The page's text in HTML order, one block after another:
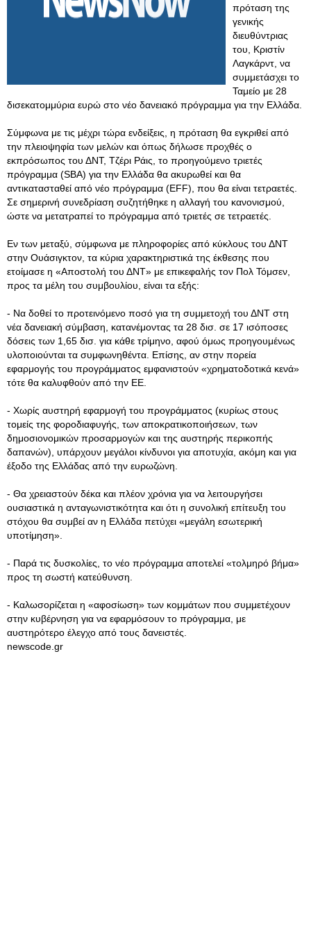
πρόταση της
γενικής
διευθύντριας
του, Κριστίν
Λαγκάρντ, να
συμμετάσχει το
Ταμείο με 28
δισεκατομμύρια ευρώ στο νέο δανειακό πρόγραμμα για την Ελλάδα.
Σύμφωνα με τις μέχρι τώρα ενδείξεις, η πρόταση θα εγκριθεί από
την πλειοψηφία των μελών και όπως δήλωσε προχθές ο
εκπρόσωπος του ΔΝΤ, Τζέρι Ράις, το προηγούμενο τριετές
πρόγραμμα (SBA) για την Ελλάδα θα ακυρωθεί και θα
αντικατασταθεί από νέο πρόγραμμα (EFF), που θα είναι τετραετές.
Σε σημερινή συνεδρίαση συζητήθηκε η αλλαγή του κανονισμού,
ώστε να μετατραπεί το πρόγραμμα από τριετές σε τετραετές.
Εν των μεταξύ, σύμφωνα με πληροφορίες από κύκλους του ΔΝΤ
στην Ουάσιγκτον, τα κύρια χαρακτηριστικά της έκθεσης που
ετοίμασε η «Αποστολή του ΔΝΤ» με επικεφαλής τον Πολ Τόμσεν,
προς τα μέλη του συμβουλίου, είναι τα εξής:
- Να δοθεί το προτεινόμενο ποσό για τη συμμετοχή του ΔΝΤ στη
νέα δανειακή σύμβαση, κατανέμοντας τα 28 δισ. σε 17 ισόποσες
δόσεις των 1,65 δισ. για κάθε τρίμηνο, αφού όμως προηγουμένως
υλοποιούνται τα συμφωνηθέντα. Επίσης, αν στην πορεία
εφαρμογής του προγράμματος εμφανιστούν «χρηματοδοτικά κενά»
τότε θα καλυφθούν από την ΕΕ.
- Χωρίς αυστηρή εφαρμογή του προγράμματος (κυρίως στους
τομείς της φοροδιαφυγής, των αποκρατικοποιήσεων, των
δημοσιονομικών προσαρμογών και της αυστηρής περικοπής
δαπανών), υπάρχουν μεγάλοι κίνδυνοι για αποτυχία, ακόμη και για
έξοδο της Ελλάδας από την ευρωζώνη.
- Θα χρειαστούν δέκα και πλέον χρόνια για να λειτουργήσει
ουσιαστικά η ανταγωνιστικότητα και ότι η συνολική επίτευξη του
στόχου θα συμβεί αν η Ελλάδα πετύχει «μεγάλη εσωτερική
υποτίμηση».
- Παρά τις δυσκολίες, το νέο πρόγραμμα αποτελεί «τολμηρό βήμα»
προς τη σωστή κατεύθυνση.
- Καλωσορίζεται η «αφοσίωση» των κομμάτων που συμμετέχουν
στην κυβέρνηση για να εφαρμόσουν το πρόγραμμα, με
αυστηρότερο έλεγχο από τους δανειστές.
newscode.gr